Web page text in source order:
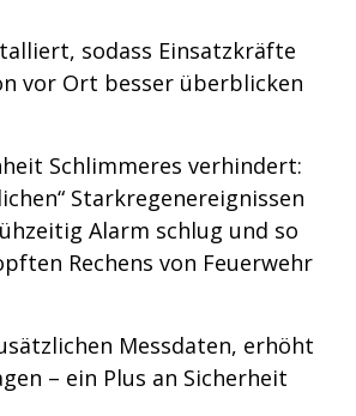
sodass Einsatzkräfte
vor Ort besser überblicken
Schlimmeres verhindert:
Starkregenereignissen
Alarm schlug und so
Rechens von Feuerwehr
Messdaten, erhöht
– ein Plus an Sicherheit